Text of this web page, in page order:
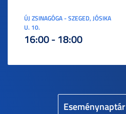
Eseménynaptár
ÚJ ZSINAGÓGA - SZEGED, JÓSIKA
U. 10.
16:00 - 18:00